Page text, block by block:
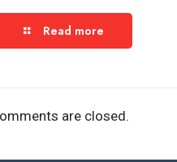
Read more
are closed.